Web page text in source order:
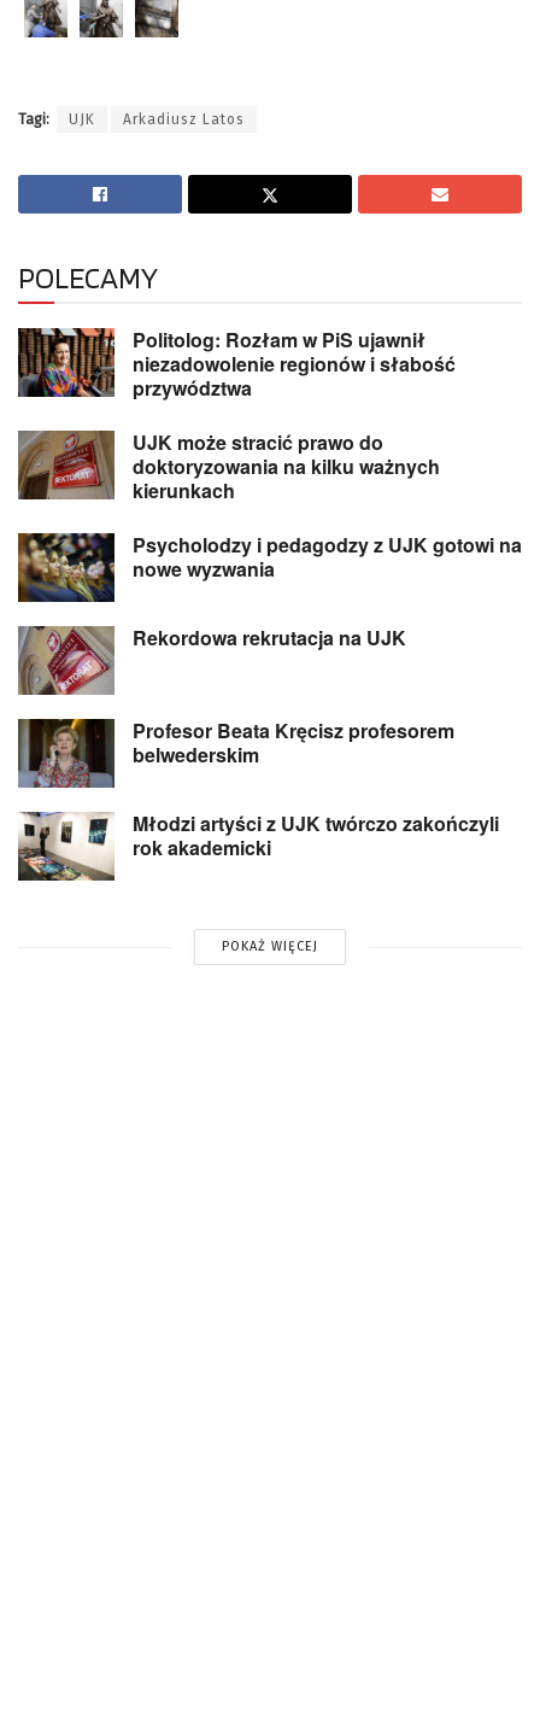
Tagi: UJK Arkadiusz Latos
POLECAMY
Politolog: Rozłam w PiS ujawnił
niezadowolenie regionów i słabość
przywództwa
UJK może stracić prawo do
doktoryzowania na kilku ważnych
kierunkach
Psycholodzy i pedagodzy z UJK gotowi na
nowe wyzwania
Rekordowa rekrutacja na UJK
Profesor Beata Kręcisz profesorem
belwederskim
Młodzi artyści z UJK twórczo zakończyli
rok akademicki
POKAŻ WIĘCEJ